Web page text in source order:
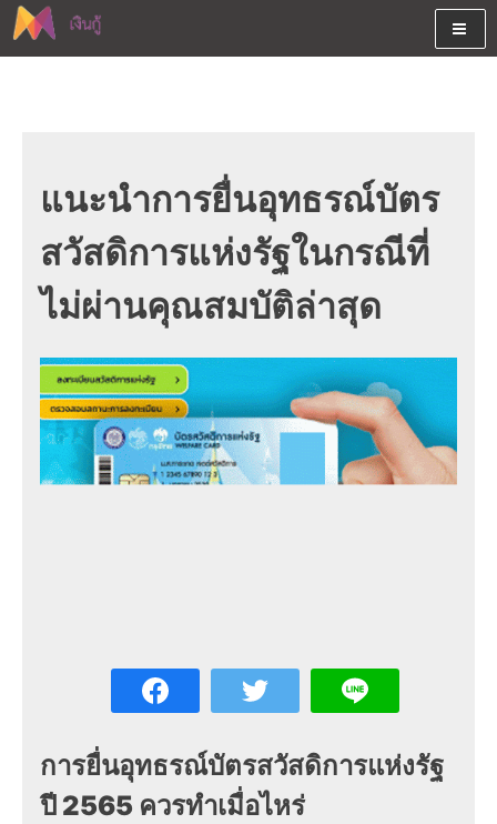
Skip
to
เงินสด และมีรีไฟแนนซ์ด้วย
แนะนำการยื่นอุทธรณ์บัตร
สวัสดิการแห่งรัฐในกรณีที่
ไม่ผ่านคุณสมบัติล่าสุด
การยื่นอุทธรณ์บัตรสวัสดิการแห่งรัฐ
ปี 2565 ควรทำเมื่อไหร่